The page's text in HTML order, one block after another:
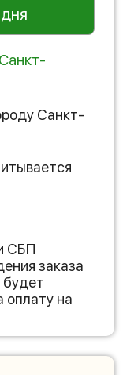
Санкт-
СБП
заказа
оплату на